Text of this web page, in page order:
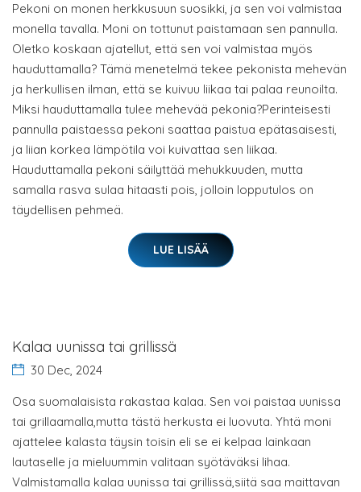
Pekoni on monen herkkusuun suosikki, ja sen voi valmistaa
monella tavalla. Moni on tottunut paistamaan sen pannulla.
Oletko koskaan ajatellut, että sen voi valmistaa myös
hauduttamalla? Tämä menetelmä tekee pekonista mehevän
ja herkullisen ilman, että se kuivuu liikaa tai palaa reunoilta.
Miksi hauduttamalla tulee mehevää pekonia?Perinteisesti
pannulla paistaessa pekoni saattaa paistua epätasaisesti,
ja liian korkea lämpötila voi kuivattaa sen liikaa.
Hauduttamalla pekoni säilyttää mehukkuuden, mutta
samalla rasva sulaa hitaasti pois, jolloin lopputulos on
täydellisen pehmeä.
LUE LISÄÄ
Kalaa uunissa tai grillissä
30 Dec, 2024
Osa suomalaisista rakastaa kalaa. Sen voi paistaa uunissa
tai grillaamalla,mutta tästä herkusta ei luovuta. Yhtä moni
ajattelee kalasta täysin toisin eli se ei kelpaa lainkaan
lautaselle ja mieluummin valitaan syötäväksi lihaa.
Valmistamalla kalaa uunissa tai grillissä,siitä saa maittavan